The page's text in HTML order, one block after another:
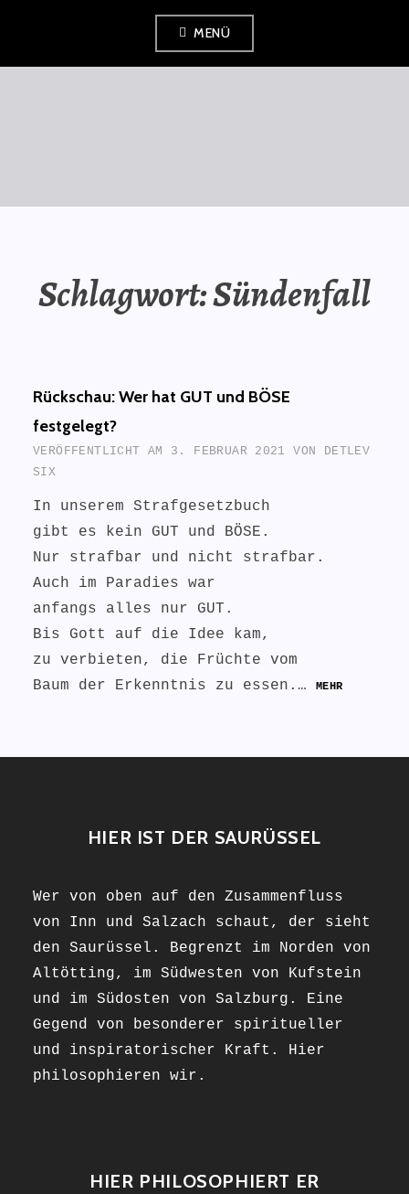
springen
MENÜ
Schlagwort:Sündenfall
Rückschau: Wer hat GUT und BÖSE
festgelegt?
VERÖFFENTLICHT AM 3. FEBRUAR 2021 VON DETLEV
SIX
In unserem Strafgesetzbuch
gibt es kein GUT und BÖSE.
Nur strafbar und nicht strafbar.
Auch im Paradies war
anfangs alles nur GUT.
Bis Gott auf die Idee kam,
zu verbieten, die Früchte vom
Baum der Erkenntnis zu essen.…
MEHR
HIER IST DER SAURÜSSEL
Wer von oben auf den Zusammenfluss
von Inn und Salzach schaut, der sieht
den Saurüssel. Begrenzt im Norden von
Altötting, im Südwesten von Kufstein
und im Südosten von Salzburg. Eine
Gegend von besonderer spiritueller
und inspiratorischer Kraft. Hier
philosophieren wir.
HIER PHILOSOPHIERT ER